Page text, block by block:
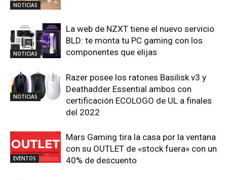
NOTICIAS
NOTICIAS
La web de NZXT tiene el nuevo servicio
BLD: te monta tu PC gaming con los
componentes que elijas
NOTICIAS
Razer posee los ratones Basilisk v3 y
Deathadder Essential ambos con
certificación ECOLOGO de UL a finales
del 2022
EVENTOS
Mars Gaming tira la casa por la ventana
con su OUTLET de «stock fuera» con un
40% de descuento